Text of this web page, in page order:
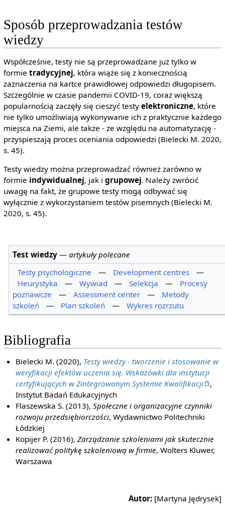
Sposób przeprowadzania testów
wiedzy
Współcześnie, testy nie są przeprowadzane już tylko w
formie tradycyjnej, która wiąże się z koniecznością
zaznaczenia na kartce prawidłowej odpowiedzi długopisem.
Szczególnie w czasie pandemii COVID-19, coraz większą
popularnością zaczęły się cieszyć testy elektroniczne, które
nie tylko umożliwiają wykonywanie ich z praktycznie każdego
miejsca na Ziemi, ale także - ze względu na automatyzację -
przyspieszają proces oceniania odpowiedzi (Bielecki M. 2020,
s. 45).
Testy wiedzy można przeprowadzać również zarówno w
formie indywidualnej, jak i grupowej. Należy zwrócić
uwagę na fakt, że grupowe testy mogą odbywać się
wyłącznie z wykorzystaniem testów pisemnych (Bielecki M.
2020, s. 45).
Test wiedzy —artykuły polecane
Testy psychologiczne
— Development centres
—
Heurystyka
— Wywiad — Selekcja —
Procesy
poznawcze
— Assessment center —
Metody
szkoleń
— Plan szkoleń — Wykres rozrzutu
Bibliografia
Bielecki M. (2020), Testy wiedzy - tworzenie i stosowanie w
weryfikacji efektów uczenia się. Wskazówki dla instytucji
certyfikujących w Zintegrowanym Systemie Kwalifikacji
,
Instytut Badań Edukacyjnych
Flaszewska S. (2013),Społeczne i organizacyjne czynniki
rozwoju przedsiębiorczości, Wydawnictwo Politechniki
Łódzkiej
Kopijer P. (2016),Zarządzanie szkoleniami jak skutecznie
realizować politykę szkoleniową w firmie, Wolters Kluwer,
Warszawa
Autor: [Martyna Jędrysek]